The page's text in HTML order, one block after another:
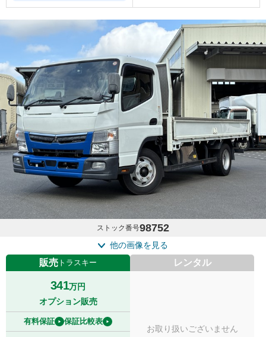
ストック番号98752
他の画像を見る
販売 トラスキー
341万円
オプション販売
有料保証 保証比較表
レンタル
お取り扱いございません